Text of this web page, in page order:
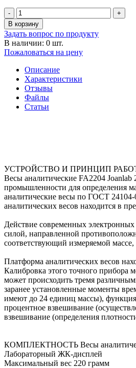
-
+
В корзину
Задать вопрос по продукту
В наличии: 0 шт.
Пожаловаться на цену
Описание
Характеристики
Отзывы
Файлы
Статьи
УСТРОЙСТВО И ПРИНЦИП
Весы аналитические FA2204
промышленности для определения
аналитические весы по ГОСТ
аналитических весов находится в
Действие современных
силой, направленной
соответствующий измеряемой
Платформа аналитических весов
Калибровка этого точного прибора
может происходить тремя
заранее установленные моменты
имеют до 24 единиц массы),
процентное взвешивание
взвешивание (определения
КОМПЛЕКТНОСТЬ Весы
Лабораторный ЖК-дисплей
Максимальный вес 220 грамм